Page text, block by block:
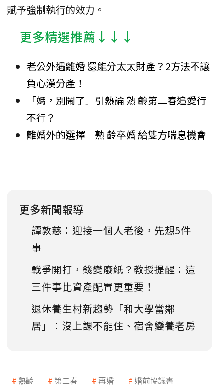
賦予強制執行的效力。
│更多精選推薦↓↓↓
老公外遇離婚 還能分太太財產？2方法不讓
負心漢分產！
「媽，別鬧了」引熱論 熟 齡第二春追愛行
不行？
離婚外的選擇｜熟 齡卒婚 給雙方喘息機會
更多新聞報導
譚敦慈：迎接一個人老後，先想5件
事
戰爭開打，錢變廢紙？教授提醒：這
三件事比資產配置更重要！
退休養生村新趨勢「和大學當鄰
居」：沒上課不能住、宿舍變養老房
熟齡 第二春 再婚
婚前協議書